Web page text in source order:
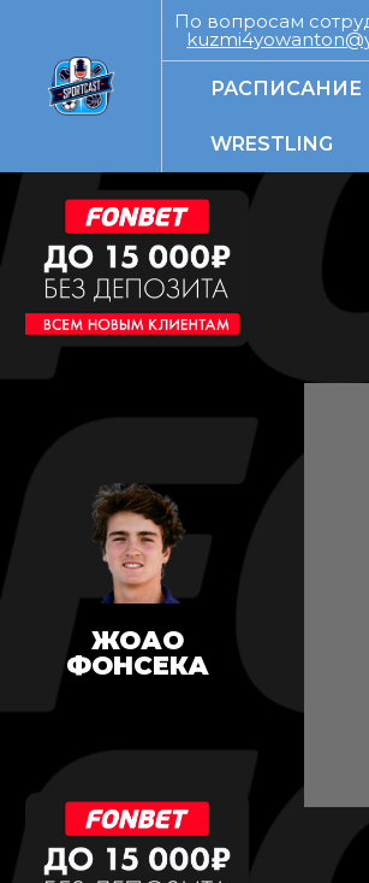
По вопросам
РАСПИСАНИЕ
WRESTLING
ЖОАО
ФОНСЕКА